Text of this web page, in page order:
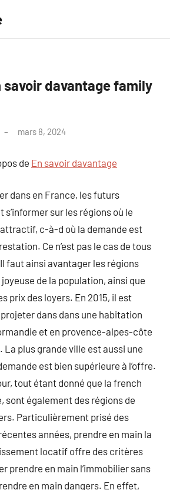
savoir davantage family
mars 8, 2024
de En savoir davantage
dans en France, les futurs
sur les régions où le
c-à-d où la demande est
Ce n’est pas le cas de tous
faut ainsi avantager les régions
de la population, ainsi que
prix des loyers. En 2015, il est
dans dans une habitation
et en provence-alpes-côte
La plus grande ville est aussi une
est bien supérieure à l’offre.
tout étant donné que la french
sont également des régions de
Particulièrement prisé des
années, prendre en main la
locatif offre des critères
prendre en main l’immobilier sans
en main dangers. En effet,